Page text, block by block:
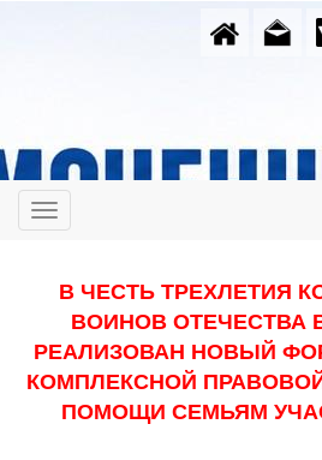
В ЧЕСТЬ ТРЕХЛЕТИЯ
ВОИНОВ ОТЕЧЕСТВА
РЕАЛИЗОВАН НОВЫЙ
КОМПЛЕКСНОЙ
ПОМОЩИ СЕМЬЯМ